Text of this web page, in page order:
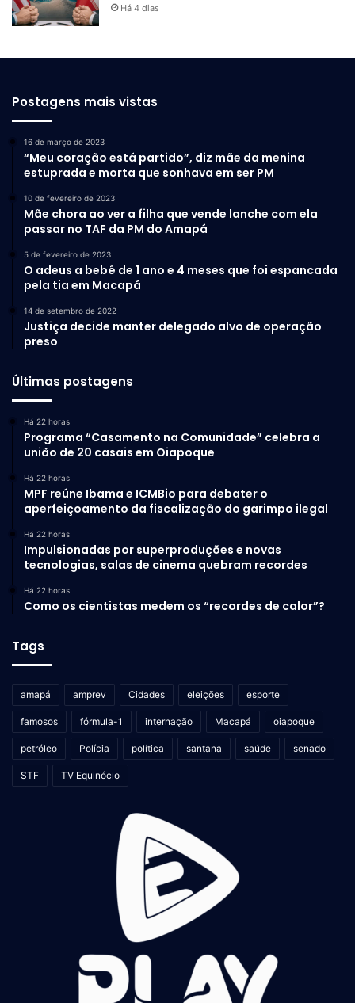
Há 4 dias
Postagens mais vistas
16 de março de 2023
“Meu coração está partido”, diz mãe da menina
estuprada e morta que sonhava em ser PM
10 de fevereiro de 2023
Mãe chora ao ver a filha que vende lanche com ela
passar no TAF da PM do Amapá
5 de fevereiro de 2023
O adeus a bebê de 1 ano e 4 meses que foi espancada
pela tia em Macapá
14 de setembro de 2022
Justiça decide manter delegado alvo de operação
preso
Últimas postagens
Há 22 horas
Programa “Casamento na Comunidade” celebra a
união de 20 casais em Oiapoque
Há 22 horas
MPF reúne Ibama e ICMBio para debater o
aperfeiçoamento da fiscalização do garimpo ilegal
Há 22 horas
Impulsionadas por superproduções e novas
tecnologias, salas de cinema quebram recordes
Há 22 horas
Como os cientistas medem os “recordes de calor”?
Tags
amapá amprev Cidades eleições esporte
famosos fórmula-1 internação Macapá oiapoque
petróleo Polícia política santana saúde senado
STF TV Equinócio